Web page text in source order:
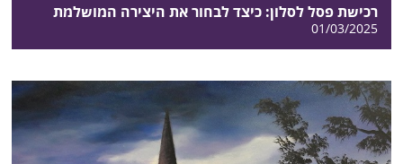
רכישת פסל לסלון: כיצד לבחור את היצירה המושלמת
01/03/2025